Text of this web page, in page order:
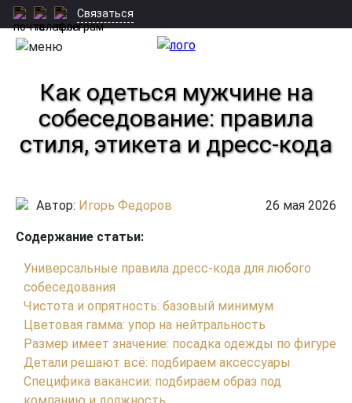
Связаться
Как одеться мужчине на
собеседование: правила
стиля, этикета и дресс-кода
Автор: Игорь Федоров 26 мая 2026
Содержание статьи:
Универсальные правила дресс-кода для любого
собеседования
Чистота и опрятность: базовый минимум
Цветовая гамма: упор на нейтральность
Размер имеет значение: посадка одежды по фигуре
Детали решают всё: подбираем аксессуары
Специфика вакансии: подбираем образ под